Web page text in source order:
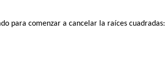
para comenzar a cancelar la raíces cuadradas: